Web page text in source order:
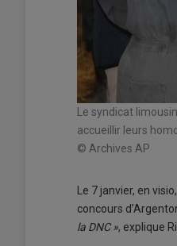
Le syndicat
accueillir leurs
© Archives AP
Le 7 janvier, en
concours
la DNC », explique